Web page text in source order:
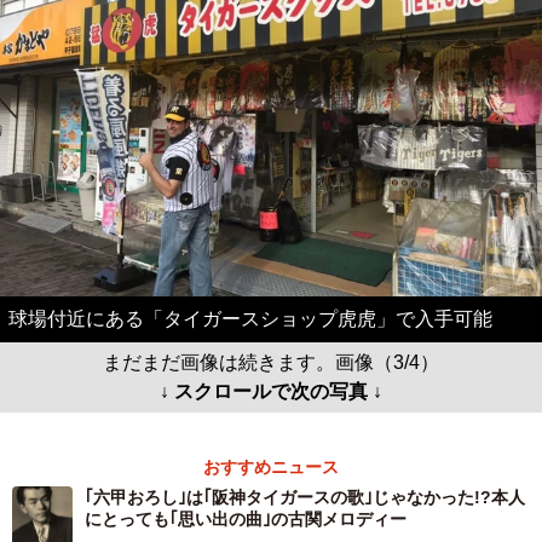
球場付近にある「タイガースショップ虎虎」で入手可能
まだまだ画像は続きます。画像（3/4）
↓ スクロールで次の写真 ↓
おすすめニュース
｢六甲おろし｣は｢阪神タイガースの歌｣じゃなかった!?本人
にとっても｢思い出の曲｣の古関メロディー